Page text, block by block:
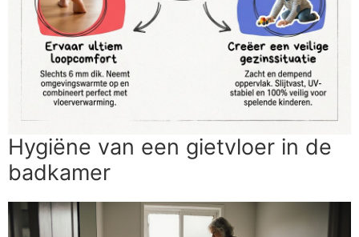
Hygiëne van een gietvloer in de
badkamer